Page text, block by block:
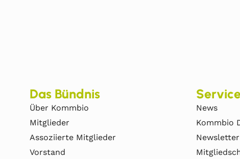
Das Bündnis
Über Kommbio
Mitglieder
Assoziierte Mitglieder
Vorstand
News
Kommbio
Newsletter